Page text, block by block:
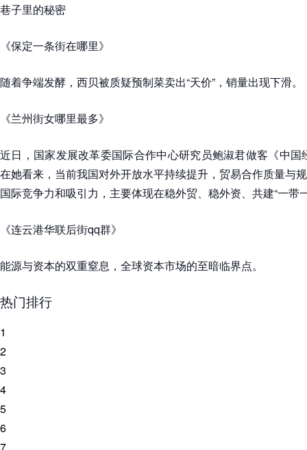
巷子里的秘密
《保定一条街在哪里》
随着争端发酵，西贝被质疑预制菜卖出“天价”，销量出现下滑。
《兰州街女哪里最多》
近日，国家发展改革委国际合作中心研究员鲍淑君做客《中国
在她看来，当前我国对外开放水平持续提升，贸易合作质量与
国际竞争力和吸引力，主要体现在稳外贸、稳外资、共建“一带
《连云港华联后街qq群》
能源与资本的双重窒息，全球资本市场的至暗临界点。
热门排行
1
2
3
4
5
6